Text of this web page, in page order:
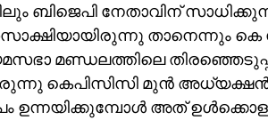
ബിജെപി നേതാവിന്
താനെന്നും
മണ്ഡലത്തിലെ
കെപിസിസി മുന്‍
ഉന്നയിക്കുമ്പോള്‍ അത്